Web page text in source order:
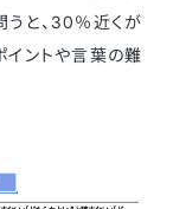
うと、30％近くが
イントや言葉の難